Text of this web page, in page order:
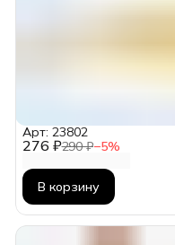
276 ₽290 ₽−5%
Арт: 23802
В корзину